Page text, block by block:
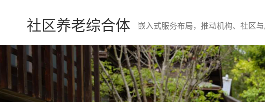
社区养老综合体 嵌入式服务布局，推动机构、社区